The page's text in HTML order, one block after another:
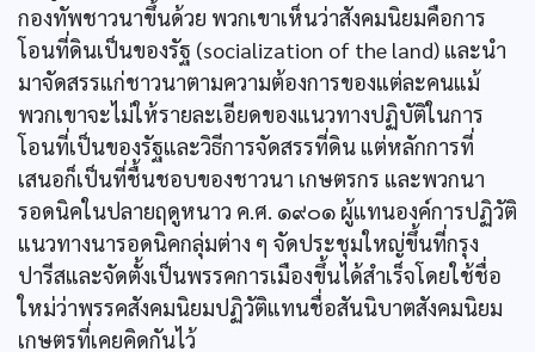
กองทัพชาวนาขึ้นด้วย พวกเขาเห็นว่าสังคมนิยมคือการ
โอนที่ดินเป็นของรัฐ (socialization of the land) และนำ
มาจัดสรรแก่ชาวนาตามความต้องการของแต่ละคนแม้
พวกเขาจะไม่ให้รายละเอียดของแนวทางปฏิบัติในการ
โอนที่เป็นของรัฐและวิธีการจัดสรรที่ดิน แต่หลักการที่
เสนอก็เป็นที่ชื้นชอบของชาวนา เกษตรกร และพวกนา
รอดนิคในปลายฤดูหนาว ค.ศ. ๑๙๐๑ ผู้แทนองค์การปฏิวัติ
แนวทางนารอดนิคกลุ่มต่าง ๆ จัดประชุมใหญ่ขึ้นที่กรุง
ปารีสและจัดตั้งเป็นพรรคการเมืองขึ้นได้สำเร็จโดยใช้ชื่อ
ใหม่ว่าพรรคสังคมนิยมปฏิวัติแทนชื่อสันนิบาตสังคมนิยม
เกษตรที่เคยคิดกันไว้